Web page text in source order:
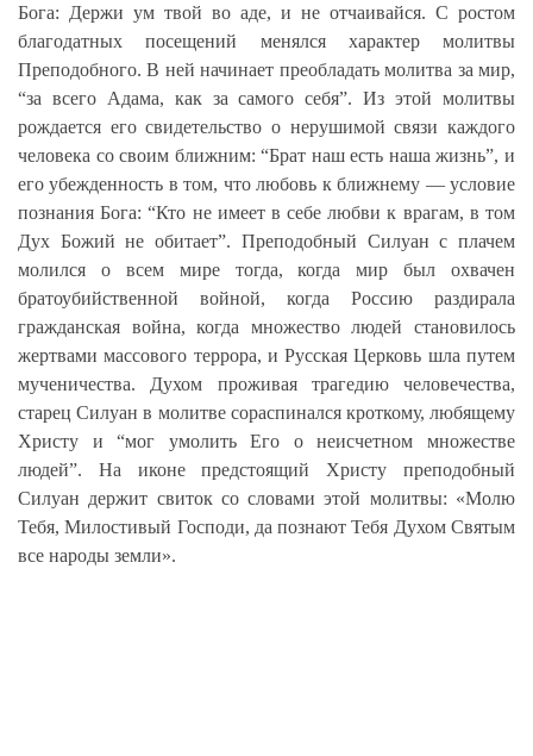
Бога: Держи ум твой во аде, и не отчаивайся. С ростом
благодатных посещений менялся характер молитвы
Преподобного. В ней начинает преобладать молитва за мир,
“за всего Адама, как за самого себя”. Из этой молитвы
рождается его свидетельство о нерушимой связи каждого
человека со своим ближним: “Брат наш есть наша жизнь”, и
его убежденность в том, что любовь к ближнему — условие
познания Бога: “Кто не имеет в себе любви к врагам, в том
Дух Божий не обитает”. Преподобный Силуан с плачем
молился о всем мире тогда, когда мир был охвачен
братоубийственной войной, когда Россию раздирала
гражданская война, когда множество людей становилось
жертвами массового террора, и Русская Церковь шла путем
мученичества. Духом проживая трагедию человечества,
старец Силуан в молитве сораспинался кроткому, любящему
Христу и “мог умолить Его о неисчетном множестве
людей”. На иконе предстоящий Христу преподобный
Силуан держит свиток со словами этой молитвы: «Молю
Тебя, Милостивый Господи, да познают Тебя Духом Святым
все народы земли».